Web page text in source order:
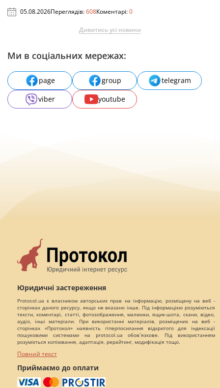
05.08.2026Переглядів:608Коментарі:0
Дивитись усі новини
Ми в соціальних мережах:
page group
telegram
viber
youtube
Юридичні застереження
Protocol.ua є власником авторських прав на інформацію, розміщену на веб -
сторінках даного ресурсу, якщо не вказано інше. Під інформацією розуміються
тексти, коментарі, статті, фотозображення, малюнки, ящик-шота, скани, відео,
аудіо, інші матеріали. При використанні матеріалів, розміщених на веб -
сторінках «Протокол» наявність гіперпосилання відкритого для індексації
пошуковими системами на protocol.ua обов`язкове. Під використанням
розуміється копіювання, адаптація, рерайтинг, модифікація тощо.
Повний текст
Приймаємо до оплати